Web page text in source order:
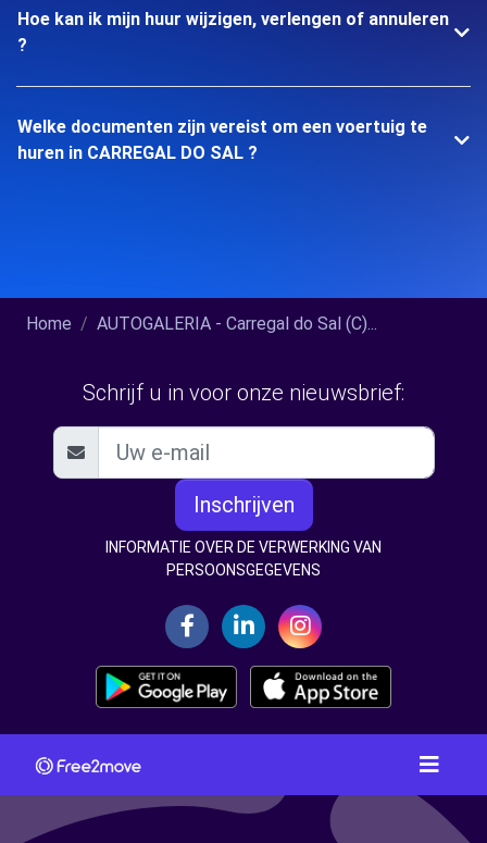
Hoe kan ik mijn huur wijzigen, verlengen of annuleren
?
Welke documenten zijn vereist om een voertuig te
huren in CARREGAL DO SAL ?
Home AUTOGALERIA - Carregal do Sal (C)...
Schrijf u in voor onze nieuwsbrief:
Inschrijven
INFORMATIE OVER DE VERWERKING VAN
PERSOONSGEGEVENS